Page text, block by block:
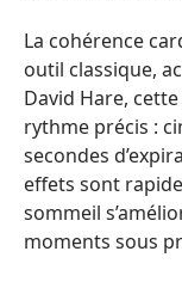
La cohérence
outil classique,
David Hare,
rythme précis :
secondes
effets sont
sommeil
moments sous